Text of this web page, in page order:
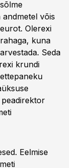
võis
Olerexi
kuna
Seda
krundi
peadirektor
Eelmise